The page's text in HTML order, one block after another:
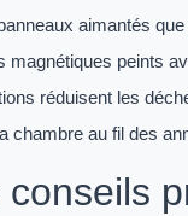
aimantés
magnétiques peints
réduisent les
chambre au fil des
conseils